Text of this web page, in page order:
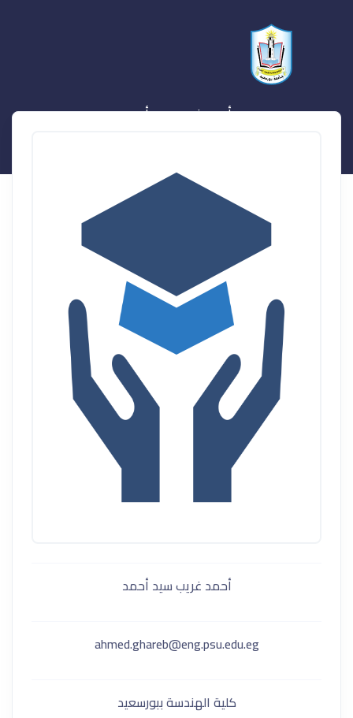
أحمد غريب سيد أحمد
أحمد غريب سيد أحمد
ahmed.ghareb@eng.psu.edu.eg
كلية الهندسة ببورسعيد